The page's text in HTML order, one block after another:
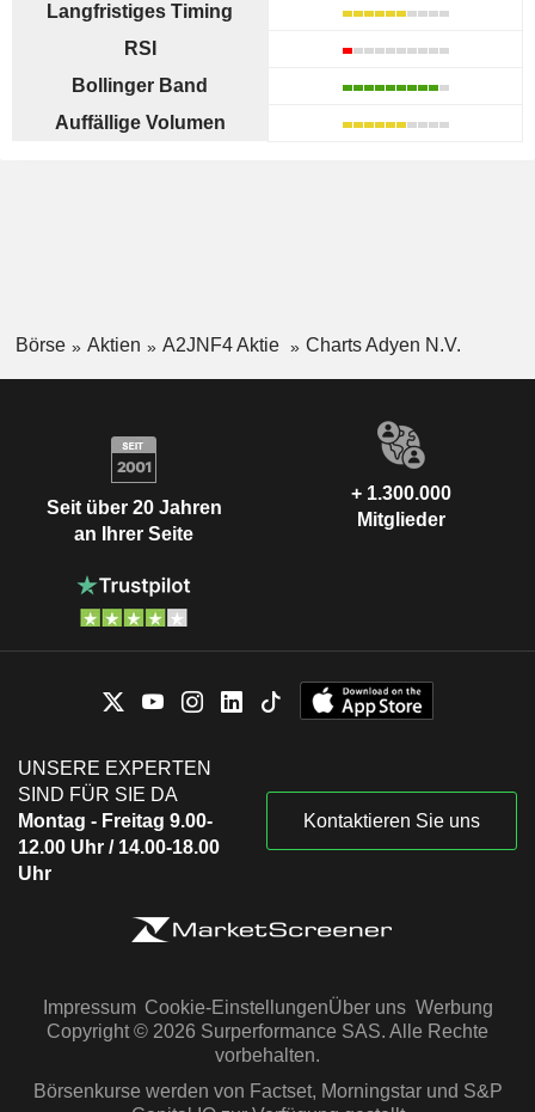
Langfristiges Timing
RSI
Bollinger Band
Auffällige Volumen
Börse Aktien A2JNF4 Aktie Charts Adyen N.V.
Seit über 20 Jahren
an Ihrer Seite
+ 1.300.000
Mitglieder
UNSERE EXPERTEN
SIND FÜR SIE DA
Montag - Freitag 9.00-
12.00 Uhr / 14.00-18.00
Uhr
Kontaktieren Sie uns
Impressum Cookie-EinstellungenÜber uns Werbung
Copyright © 2026 Surperformance SAS. Alle Rechte
vorbehalten.
Börsenkurse werden von Factset, Morningstar und S&P